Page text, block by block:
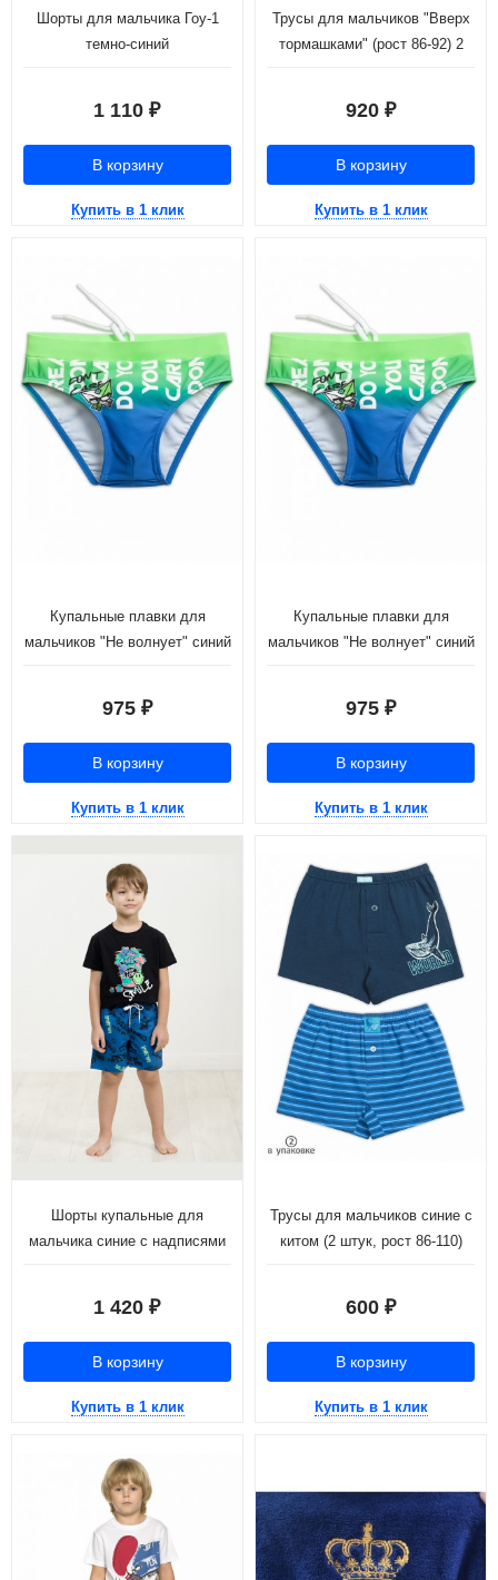
Шорты для мальчика Гоу-1
темно-синий
1 110 ₽
В корзину
Купить в 1 клик
Трусы для мальчиков "Вверх
тормашками" (рост 86-92) 2
920 ₽
В корзину
Купить в 1 клик
Купальные плавки для
мальчиков "Не волнует" синий
975 ₽
В корзину
Купить в 1 клик
Купальные плавки для
мальчиков "Не волнует" синий
975 ₽
В корзину
Купить в 1 клик
Шорты купальные для
мальчика синие с надписями
1 420 ₽
В корзину
Купить в 1 клик
Трусы для мальчиков синие с
китом (2 штук, рост 86-110)
600 ₽
В корзину
Купить в 1 клик